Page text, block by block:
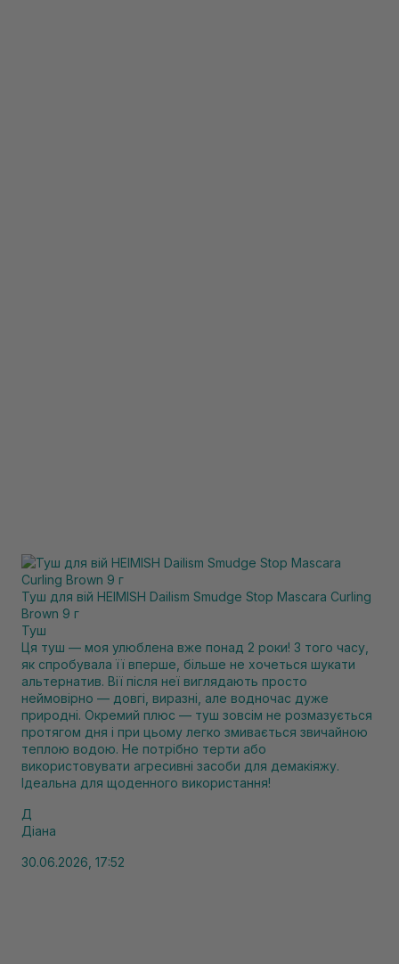
Туш для вій HEIMISH Dailism Smudge Stop Mascara Curling
Brown 9 г
Туш
Ця туш — моя улюблена вже понад 2 роки! З того часу,
як спробувала її вперше, більше не хочеться шукати
альтернатив. Вії після неї виглядають просто
неймовірно — довгі, виразні, але водночас дуже
природні. Окремий плюс — туш зовсім не розмазується
протягом дня і при цьому легко змивається звичайною
теплою водою. Не потрібно терти або
використовувати агресивні засоби для демакіяжу.
Ідеальна для щоденного використання!
Д
Діана
30.06.2026, 17:52